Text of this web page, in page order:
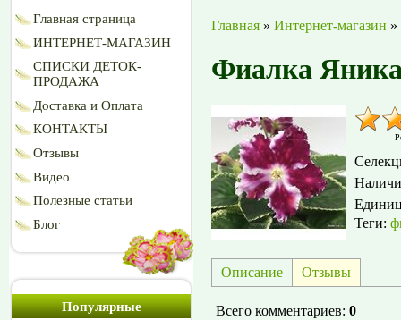
Главная страница
ИНТЕРНЕТ-МАГАЗИН
СПИСКИ ДЕТОК-
ПРОДАЖА
Доставка и Оплата
КОНТАКТЫ
Отзывы
Видео
Полезные статьи
Блог
Популярные
Главная » Интернет-магазин »
Фиалка
Теги:
Описание Отзывы
Всего комментариев: 0